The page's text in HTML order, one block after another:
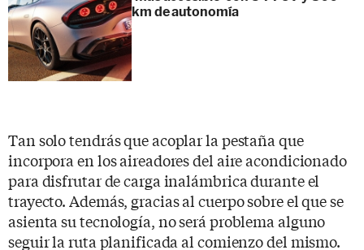
km de autonomía
Tan solo tendrás que acoplar la pestaña que
incorpora en los aireadores del aire acondicionado
para disfrutar de carga inalámbrica durante el
trayecto. Además, gracias al cuerpo sobre el que se
asienta su tecnología, no será problema alguno
seguir la ruta planificada al comienzo del mismo.